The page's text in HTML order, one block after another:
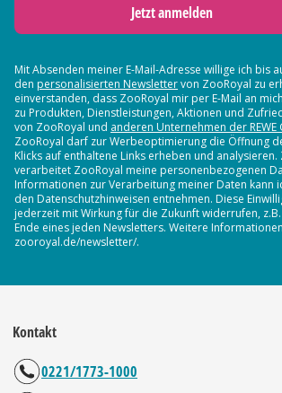
Jetzt anmelden
Mit Absenden meiner E-Mail-Adresse willige ich bis
den personalisierten Newslettervon ZooRoyal zu
einverstanden, dass ZooRoyal mir per E-Mail an
zu Produkten, Dienstleistungen, Aktionen und
von ZooRoyal und anderen Unternehmen der REWE
ZooRoyal darf zur Werbeoptimierung die Öffnung
Klicks auf enthaltene Links erheben und
verarbeitet ZooRoyal meine personenbezogenen
Informationen zur Verarbeitung meiner Daten kann
den Datenschutzhinweisen entnehmen. Diese
jederzeit mit Wirkung für die Zukunft widerrufen,
Ende eines jeden Newsletters. Weitere
zooroyal.de/newsletter/.
Kontakt
0221/1773-1000